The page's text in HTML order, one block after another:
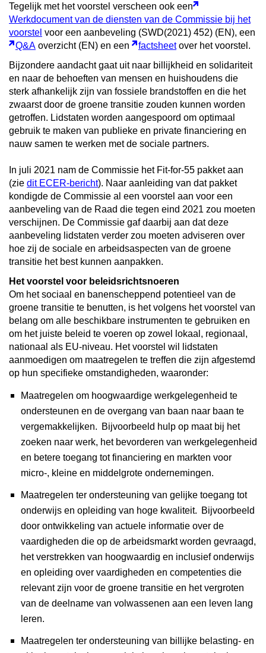
Tegelijk met het voorstel verscheen ook een
Werkdocument van de diensten van de Commissie bij het
voorstel voor een aanbeveling (SWD(2021) 452) (EN), een
Q&A overzicht (EN) en een factsheetover het voorstel.
Bijzondere aandacht gaat uit naar billijkheid en solidariteit
en naar de behoeften van mensen en huishoudens die
sterk afhankelijk zijn van fossiele brandstoffen en die het
zwaarst door de groene transitie zouden kunnen worden
getroffen. Lidstaten worden aangespoord om optimaal
gebruik te maken van publieke en private financiering en
nauw samen te werken met de sociale partners.
In juli 2021 nam de Commissie het Fit-for-55 pakket aan
(zie dit ECER-bericht). Naar aanleiding van dat pakket
kondigde de Commissie al een voorstel aan voor een
aanbeveling van de Raad die tegen eind 2021 zou moeten
verschijnen. De Commissie gaf daarbij aan dat deze
aanbeveling lidstaten verder zou moeten adviseren over
hoe zij de sociale en arbeidsaspecten van de groene
transitie het best kunnen aanpakken.
Het voorstel voor beleidsrichtsnoeren
Om het sociaal en banenscheppend potentieel van de
groene transitie te benutten, is het volgens het voorstel van
belang om alle beschikbare instrumenten te gebruiken en
om het juiste beleid te voeren op zowel lokaal, regionaal,
nationaal als EU-niveau. Het voorstel wil lidstaten
aanmoedigen om maatregelen te treffen die zijn afgestemd
op hun specifieke omstandigheden, waaronder:
Maatregelen om hoogwaardige werkgelegenheid te
ondersteunen en de overgang van baan naar baan te
vergemakkelijken. Bijvoorbeeld hulp op maat bij het
zoeken naar werk, het bevorderen van werkgelegenheid
en betere toegang tot financiering en markten voor
micro-, kleine en middelgrote ondernemingen.
Maatregelen ter ondersteuning van gelijke toegang tot
onderwijs en opleiding van hoge kwaliteit. Bijvoorbeeld
door ontwikkeling van actuele informatie over de
vaardigheden die op de arbeidsmarkt worden gevraagd,
het verstrekken van hoogwaardig en inclusief onderwijs
en opleiding over vaardigheden en competenties die
relevant zijn voor de groene transitie en het vergroten
van de deelname van volwassenen aan een leven lang
leren.
Maatregelen ter ondersteuning van billijke belasting- en